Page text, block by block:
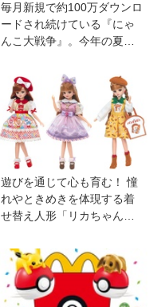
毎月新規で約100万ダウンロ
ードされ続けている『にゃ
んこ大戦争』。今年の夏は
人までファンがいるのはな
ぜ？
遊びを通じて心も育む！ 憧
れやときめきを体現する着
せ替え人形「リカちゃん」
けよう